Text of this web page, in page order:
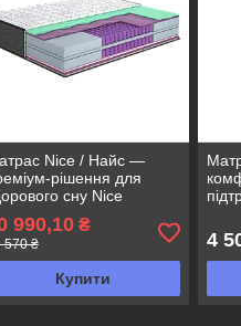
Nice / Найс —
рішення для
сну Nice
990,10₴
570 ₴
Купити
4